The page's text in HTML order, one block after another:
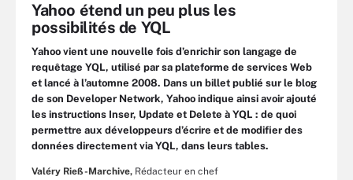
Yahoo étend un peu plus les
possibilités de YQL
Yahoo vient une nouvelle fois d’enrichir son langage de
requêtage YQL, utilisé par sa plateforme de services Web
et lancé à l’automne 2008. Dans un billet publié sur le blog
de son Developer Network, Yahoo indique ainsi avoir ajouté
les instructions Inser, Update et Delete à YQL : de quoi
permettre aux développeurs d’écrire et de modifier des
données directement via YQL, dans leurs tables.
Valéry Rieß-Marchive, Rédacteur en chef